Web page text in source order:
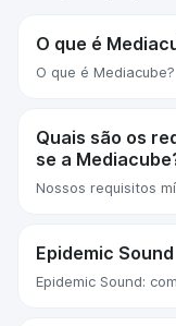
O que é
O que é Mediacube?
Quais são os
se a
Nossos requisitos
Epidemic Sound
Epidemic Sound: